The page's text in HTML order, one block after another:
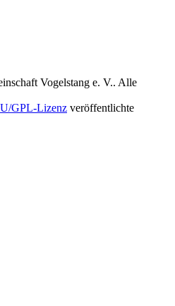
Vogelstang e. V.. Alle
GPL-Lizenz veröffentlichte